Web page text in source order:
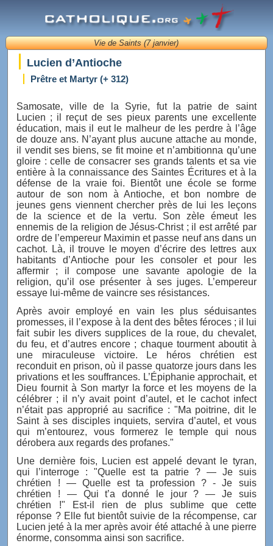
Vie de Saints (7 janvier)
Lucien d’Antioche
Prêtre et Martyr (+ 312)
Samosate, ville de la Syrie, fut la patrie de saint
Lucien ; il reçut de ses pieux parents une excellente
éducation, mais il eut le malheur de les perdre à l’âge
de douze ans. N’ayant plus aucune attache au monde,
il vendit ses biens, se fit moine et n’ambitionna qu’une
gloire : celle de consacrer ses grands talents et sa vie
entière à la connaissance des Saintes Écritures et à la
défense de la vraie foi. Bientôt une école se forme
autour de son nom à Antioche, et bon nombre de
jeunes gens viennent chercher près de lui les leçons
de la science et de la vertu. Son zèle émeut les
ennemis de la religion de Jésus-Christ ; il est arrêté par
ordre de l’empereur Maximin et passe neuf ans dans un
cachot. Là, il trouve le moyen d’écrire des lettres aux
habitants d’Antioche pour les consoler et pour les
affermir ; il compose une savante apologie de la
religion, qu’il ose présenter à ses juges. L’empereur
essaye lui-même de vaincre ses résistances.
Après avoir employé en vain les plus séduisantes
promesses, il l’expose à la dent des bêtes féroces ; il lui
fait subir les divers supplices de la roue, du chevalet,
du feu, et d’autres encore ; chaque tourment aboutit à
une miraculeuse victoire. Le héros chrétien est
reconduit en prison, où il passe quatorze jours dans les
privations et les souffrances. L’Épiphanie approchait, et
Dieu fournit à Son martyr la force et les moyens de la
célébrer ; il n’y avait point d’autel, et le cachot infect
n’était pas approprié au sacrifice : "Ma poitrine, dit le
Saint à ses disciples inquiets, servira d’autel, et vous
qui m’entourez, vous formerez le temple qui nous
dérobera aux regards des profanes."
Une dernière fois, Lucien est appelé devant le tyran,
qui l’interroge : "Quelle est ta patrie ? — Je suis
chrétien ! — Quelle est ta profession ? - Je suis
chrétien ! — Qui t’a donné le jour ? — Je suis
chrétien !" Est-il rien de plus sublime que cette
réponse ? Elle fut bientôt suivie de la récompense, car
Lucien jeté à la mer après avoir été attaché à une pierre
énorme, consomma ainsi son sacrifice.